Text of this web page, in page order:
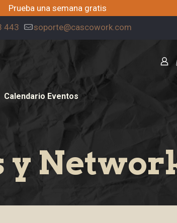
Prueba una semana gratis
443 soporte@cascowork.com
Calendario Eventos
y